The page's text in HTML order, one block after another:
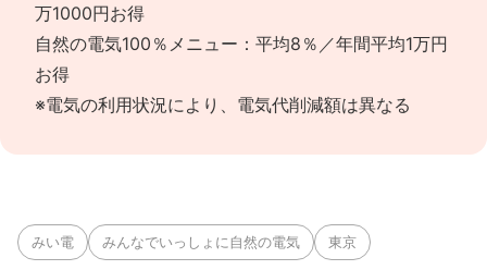
万1000円お得
自然の電気100％メニュー：平均8％／年間平均1万円
お得
※電気の利用状況により、電気代削減額は異なる
みい電 みんなでいっしょに自然の電気 東京